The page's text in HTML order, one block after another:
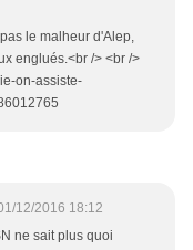
le malheur d'Alep,
englués.<br /> <br />
on-assiste-
12/2016 18:12
ne sait plus quoi